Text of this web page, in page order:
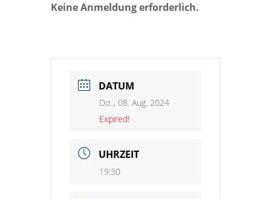
Keine Anmeldung erforderlich.
DATUM
Do.., 08. Aug. 2024
Expired!
UHRZEIT
19:30